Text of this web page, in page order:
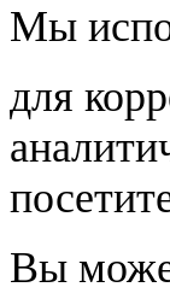
Мы
для
Вы